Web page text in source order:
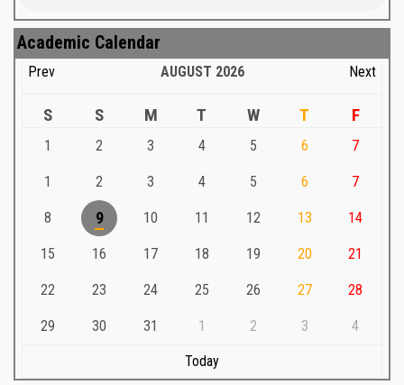
Academic Calendar
Prev AUGUST 2026 Next
S S M T W T F
1 2 3 4 5 6 7
1 2 3 4 5 6 7
8 9 10 11 12 13 14
15 16 17 18 19 20 21
22 23 24 25 26 27 28
29 30 31 1 2 3 4
Today